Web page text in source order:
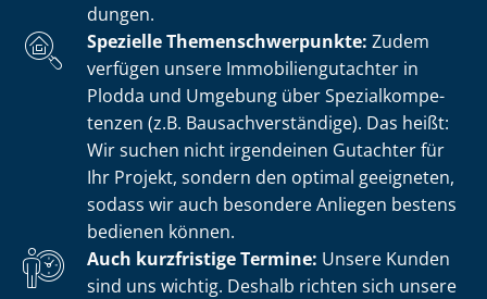
dun­gen.
Spezielle The­men­schwer­punk­te: Zudem
verfügen unsere Im­mo­bi­li­en­gut­ach­ter in
Plodda und Umgebung über Spe­zi­al­kom­pe­
ten­zen (z.B. Bau­sach­ver­stän­di­ge). Das heißt:
Wir suchen nicht irgendeinen Gutachter für
Ihr Projekt, sondern den optimal geeigneten,
sodass wir auch besondere Anliegen bestens
bedienen können.
Auch kurzfristige Termine: Unsere Kunden
sind uns wichtig. Deshalb richten sich unsere